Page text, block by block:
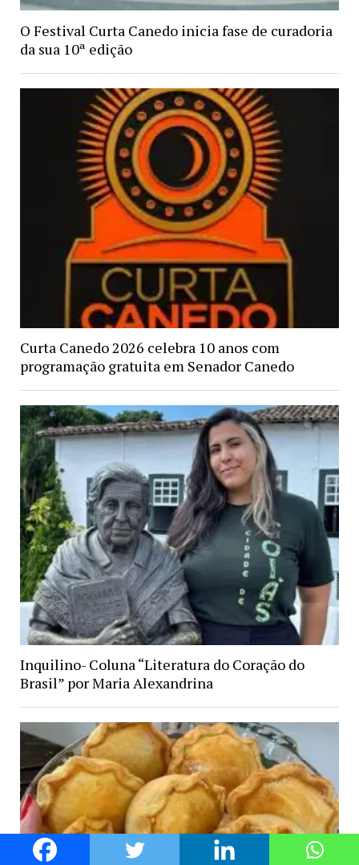
O Festival Curta Canedo inicia fase de curadoria
da sua 10ª edição
Curta Canedo 2026 celebra 10 anos com
programação gratuita em Senador Canedo
Inquilino- Coluna “Literatura do Coração do
Brasil” por Maria Alexandrina